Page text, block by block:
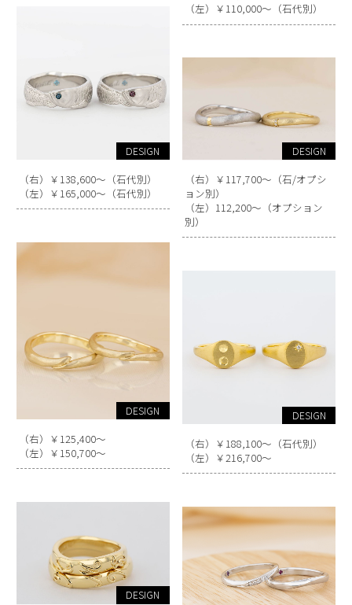
（左）￥110,000～（石代別）
DESIGN
（右）￥138,600～（石代別）
（左）￥165,000～（石代別）
DESIGN
（右）￥117,700～（石/オプシ
ョン別）
（左）112,200～（オプション
別）
DESIGN
（右）￥125,400～
（左）￥150,700～
DESIGN
（右）￥188,100～（石代別）
（左）￥216,700～
DESIGN